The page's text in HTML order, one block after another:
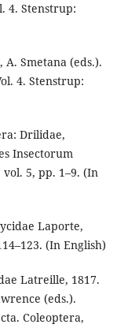
4. Stenstrup:
Smetana (eds.).
4. Stenstrup:
Drilidae,
Insectorum
5, pp. 1–9. (In
Laporte,
(In English)
Latreille, 1817.
(eds.).
Coleoptera,